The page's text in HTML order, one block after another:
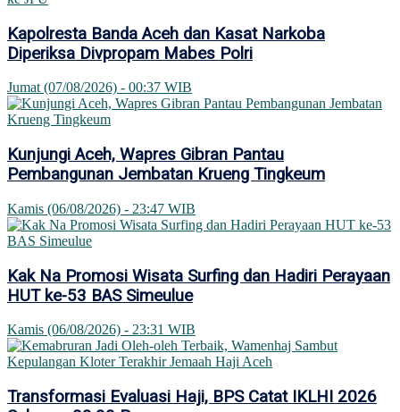
Kapolresta Banda Aceh dan Kasat Narkoba
Diperiksa Divpropam Mabes Polri
Jumat (07/08/2026) - 00:37 WIB
Kunjungi Aceh, Wapres Gibran Pantau
Pembangunan Jembatan Krueng Tingkeum
Kamis (06/08/2026) - 23:47 WIB
Kak Na Promosi Wisata Surfing dan Hadiri Perayaan
HUT ke-53 BAS Simeulue
Kamis (06/08/2026) - 23:31 WIB
Transformasi Evaluasi Haji, BPS Catat IKLHI 2026